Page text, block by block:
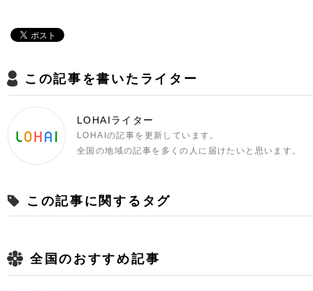
この記事を書いたライター
LOHAIライター
LOHAIの記事を更新しています。
全国の地域の記事を多くの人に届けたいと思います。
この記事に関するタグ
全国のおすすめ記事